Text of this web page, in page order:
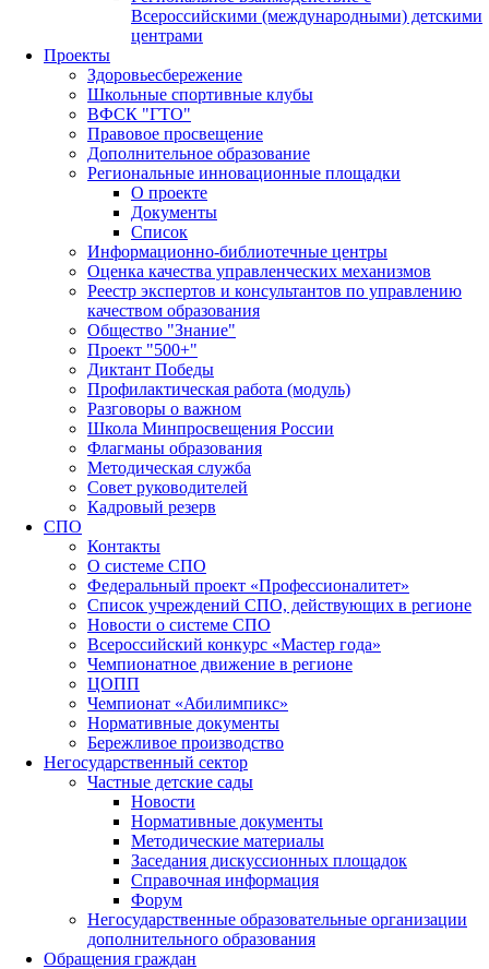
Всероссийскими (международными) детскими
центрами
Проекты
Здоровьесбережение
Школьные спортивные клубы
ВФСК "ГТО"
Правовое просвещение
Дополнительное образование
Региональные инновационные площадки
О проекте
Документы
Список
Информационно-библиотечные центры
Оценка качества управленческих механизмов
Реестр экспертов и консультантов по управлению
качеством образования
Общество "Знание"
Проект "500+"
Диктант Победы
Профилактическая работа (модуль)
Разговоры о важном
Школа Минпросвещения России
Флагманы образования
Методическая служба
Совет руководителей
Кадровый резерв
СПО
Контакты
О системе СПО
Федеральный проект «Профессионалитет»
Список учреждений СПО, действующих в регионе
Новости о системе СПО
Всероссийский конкурс «Мастер года»
Чемпионатное движение в регионе
ЦОПП
Чемпионат «Абилимпикс»
Нормативные документы
Бережливое производство
Негосударственный сектор
Частные детские сады
Новости
Нормативные документы
Методические материалы
Заседания дискуссионных площадок
Справочная информация
Форум
Негосударственные образовательные организации
дополнительного образования
Обращения граждан